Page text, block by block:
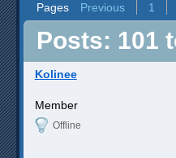
Pages Previous 1
Posts: 101
Kolinee
Member
Offline